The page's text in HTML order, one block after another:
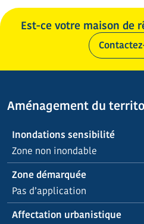
Est-ce votre maison de
Aménagement du
Inondations sensibilité
Zone non inondable
Zone démarquée
Pas d’application
Affectation urbanistique